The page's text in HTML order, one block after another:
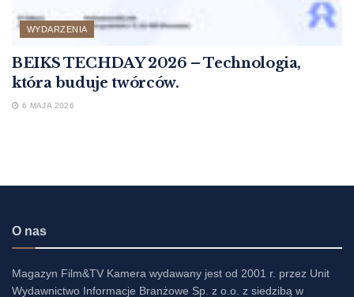
WYDARZENIA
BEIKS TECHDAY 2026 – Technologia,
która buduje twórców.
6 MAJA 2026
O nas
Magazyn Film&TV Kamera wydawany jest od 2001 r. przez Unit
Wydawnictwo Informacje Branżowe Sp. z o.o. z siedzibą w